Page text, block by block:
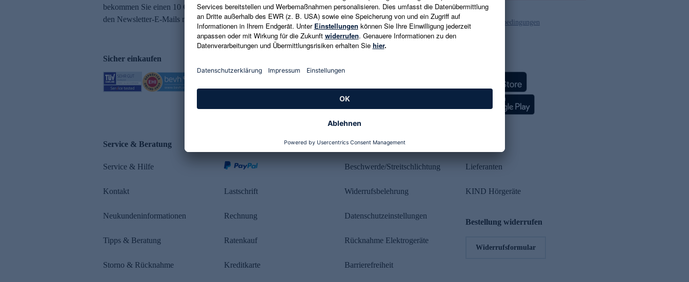
bekommen Sie einen 10 € Gutschein. Eine Abmeldung ist jederzeit in
den Newsletter-E-Mails möglich.
Es gelten die Datenschutzrichtlinien und die Gutscheinbedingungen
Sicher einkaufen
Service & Beratung
Service & Hilfe
Kontakt
Neukundeninformationen
Tipps & Beratung
Storno & Rücknahme
Lastschrift
Rechnung
Ratenkauf
Kreditkarte
Rechtliches
Beschwerde/Streitschlichtung
Widerrufsbelehrung
Datenschutzeinstellungen
Rücknahme Elektrogeräte
Barrierefreiheit
Lieferanten
KIND Hörgeräte
Bestellung widerrufen
Widerrufsformular